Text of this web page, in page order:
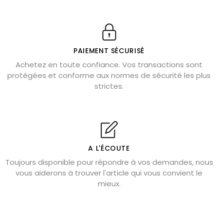
Véritable citrine naturelle non chauffée
Où placer la citrine dans la maison
Cornaline : propriétés magiques
Capricorne : quelles pierres choisir
Shungite : purification et protection
Bagues en labradorite argent 925
Lapis lazuli : propriétés et précautions
Citrine : propriétés magiques
PAIEMENT SÉCURISÉ
Achetez en toute confiance. Vos transactions sont
protégées et conforme aux normes de sécurité les plus
strictes.
A L'ÉCOUTE
Toujours disponible pour répondre à vos demandes, nous
vous aiderons à trouver l'article qui vous convient le
mieux.